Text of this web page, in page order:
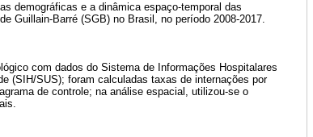
demográficas e a dinâmica espaço-temporal das
Guillain-Barré (SGB) no Brasil, no período 2008-2017.
com dados do Sistema de Informações Hospitalares
(SIH/SUS); foram calculadas taxas de internações por
de controle; na análise espacial, utilizou-se o